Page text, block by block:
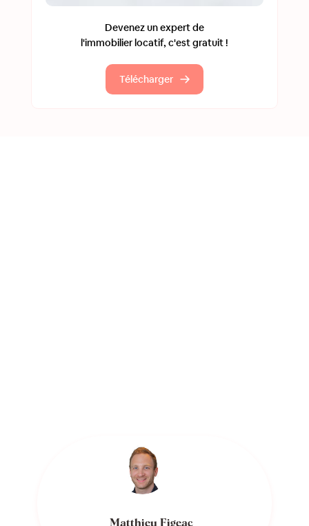
Devenez un expert de
l'immobilier locatif, c'est gratuit !
Télécharger
Matthieu Figeac